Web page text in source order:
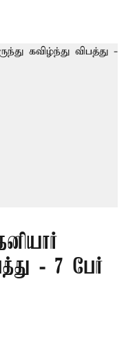
- 7 பேர்